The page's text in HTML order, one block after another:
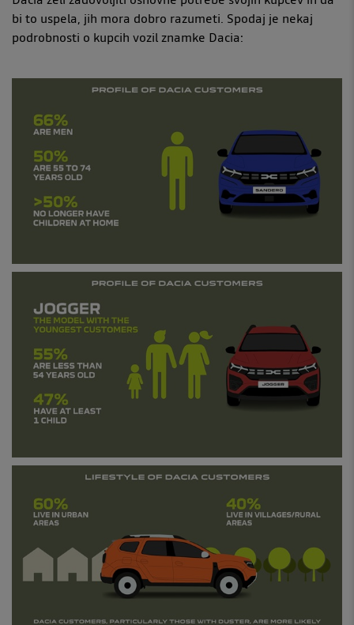
bi to uspela, jih mora dobro razumeti. Spodaj je nekaj
podrobnosti o kupcih vozil znamke Dacia: